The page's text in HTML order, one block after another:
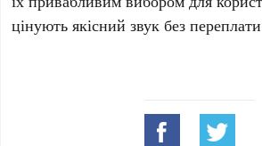
цінують якісний звук без